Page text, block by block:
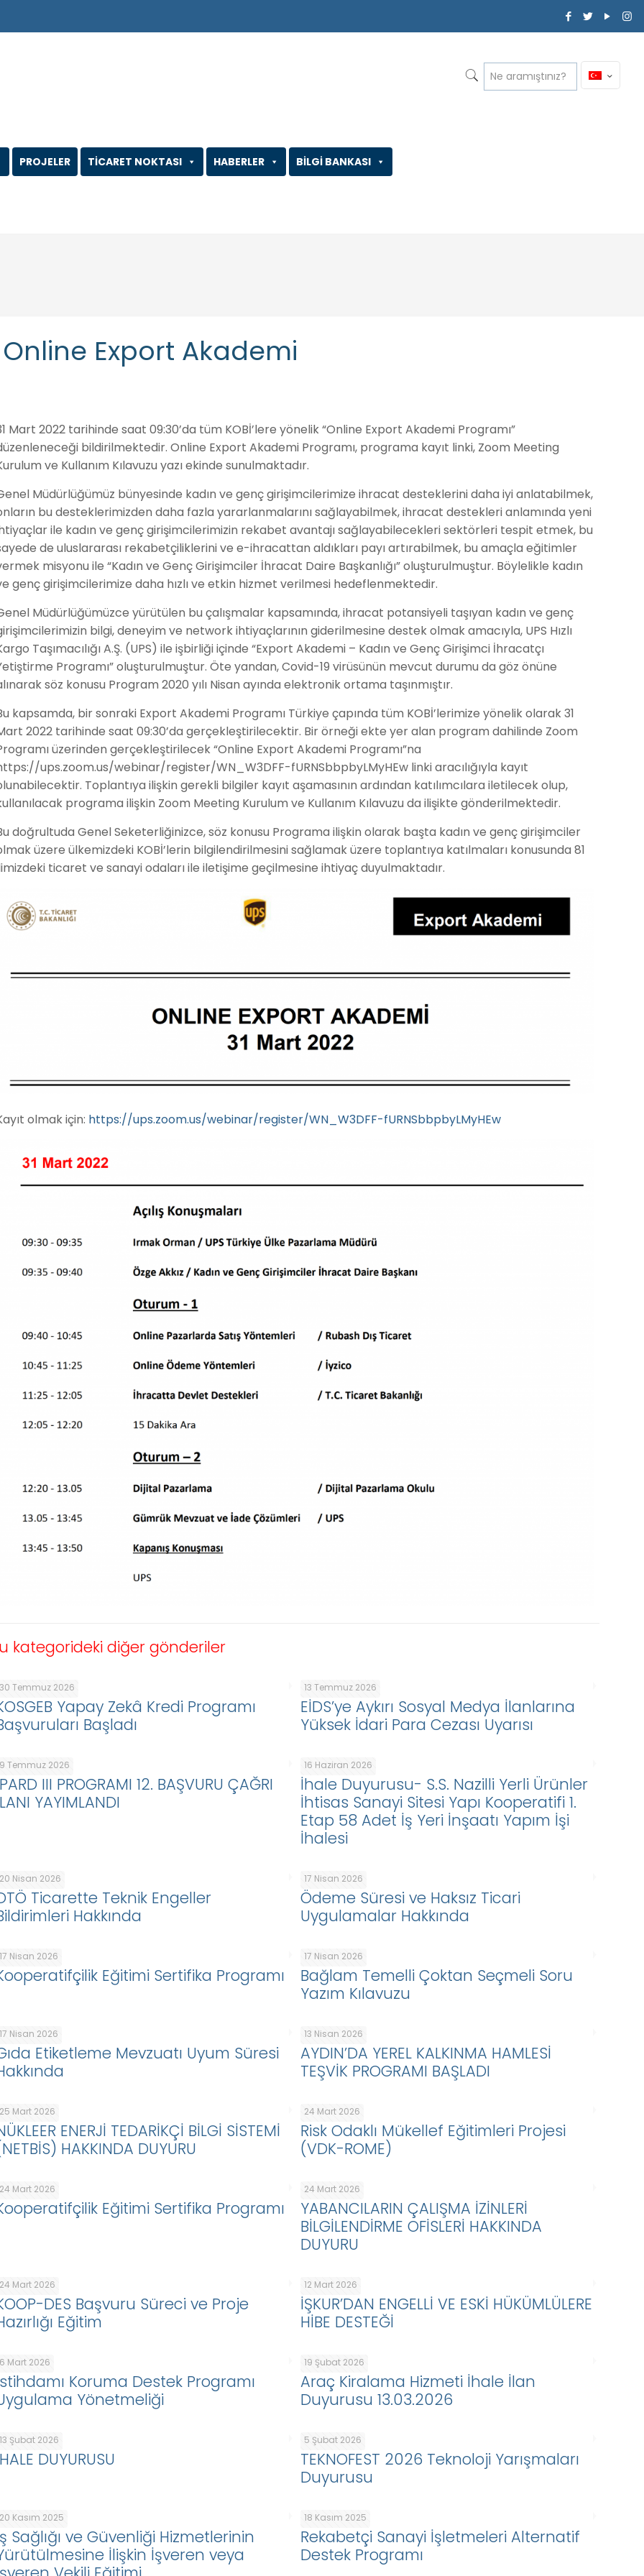
PROJELER TİCARET NOKTASI HABERLER BİLGİ BANKASI
Online Export Akademi
Mart 2022 tarihinde saat 09:30’da tüm KOBİ’lere yönelik “Online Export Akademi Programı”
bildirilmektedir. Online Export Akademi Programı, programa kayıt linki, Zoom Meeting
ve Kullanım Kılavuzu yazı ekinde sunulmaktadır.
Müdürlüğümüz bünyesinde kadın ve genç girişimcilerimize ihracat desteklerini daha iyi anlatabilmek,
bu desteklerimizden daha fazla yararlanmalarını sağlayabilmek, ihracat destekleri anlamında yeni
ile kadın ve genç girişimcilerimizin rekabet avantajı sağlayabilecekleri sektörleri tespit etmek, bu
de uluslararası rekabetçiliklerini ve e-ihracattan aldıkları payı artırabilmek, bu amaçla eğitimler
misyonu ile “Kadın ve Genç Girişimciler İhracat Daire Başkanlığı” oluşturulmuştur. Böylelikle kadın
genç girişimcilerimize daha hızlı ve etkin hizmet verilmesi hedeflenmektedir.
Müdürlüğümüzce yürütülen bu çalışmalar kapsamında, ihracat potansiyeli taşıyan kadın ve genç
bilgi, deneyim ve network ihtiyaçlarının giderilmesine destek olmak amacıyla, UPS Hızlı
Taşımacılığı A.Ş. (UPS) ile işbirliği içinde “Export Akademi – Kadın ve Genç Girişimci İhracatçı
Programı” oluşturulmuştur. Öte yandan, Covid-19 virüsünün mevcut durumu da göz önüne
söz konusu Program 2020 yılı Nisan ayında elektronik ortama taşınmıştır.
kapsamda, bir sonraki Export Akademi Programı Türkiye çapında tüm KOBİ’lerimize yönelik olarak 31
2022 tarihinde saat 09:30’da gerçekleştirilecektir. Bir örneği ekte yer alan program dahilinde Zoom
üzerinden gerçekleştirilecek “Online Export Akademi Programı”na
ups.zoom.us/webinar/register/WN_W3DFF-fURNSbbpbyLMyHEw linki aracılığıyla kayıt
Toplantıya ilişkin gerekli bilgiler kayıt aşamasının ardından katılımcılara iletilecek olup,
programa ilişkin Zoom Meeting Kurulum ve Kullanım Kılavuzu da ilişikte gönderilmektedir.
doğrultuda Genel Seketerliğinizce, söz konusu Programa ilişkin olarak başta kadın ve genç girişimciler
üzere ülkemizdeki KOBİ’lerin bilgilendirilmesini sağlamak üzere toplantıya katılmaları konusunda 81
ticaret ve sanayi odaları ile iletişime geçilmesine ihtiyaç duyulmaktadır.
olmak için: https://ups.zoom.us/webinar/register/WN_W3DFF-fURNSbbpbyLMyHEw
kategorideki diğer gönderiler
30 Temmuz 2026
Yapay Zekâ Kredi Programı
Başladı
13 Temmuz 2026
EİDS’ye Aykırı Sosyal Medya İlanlarına
Yüksek İdari Para Cezası Uyarısı
9 Temmuz 2026
III PROGRAMI 12. BAŞVURU ÇAĞRI
YAYIMLANDI
16 Haziran 2026
İhale Duyurusu- S.S. Nazilli Yerli Ürünler
İhtisas Sanayi Sitesi Yapı Kooperatifi 1.
Etap 58 Adet İş Yeri İnşaatı Yapım İşi
İhalesi
20 Nisan 2026
Ticarette Teknik Engeller
Hakkında
17 Nisan 2026
Ödeme Süresi ve Haksız Ticari
Uygulamalar Hakkında
17 Nisan 2026
Eğitimi Sertifika Programı
17 Nisan 2026
Bağlam Temelli Çoktan Seçmeli Soru
Yazım Kılavuzu
17 Nisan 2026
Etiketleme Mevzuatı Uyum Süresi
13 Nisan 2026
AYDIN’DA YEREL KALKINMA HAMLESİ
TEŞVİK PROGRAMI BAŞLADI
25 Mart 2026
ENERJİ TEDARİKÇİ BİLGİ SİSTEMİ
HAKKINDA DUYURU
24 Mart 2026
Risk Odaklı Mükellef Eğitimleri Projesi
(VDK-ROME)
24 Mart 2026
Eğitimi Sertifika Programı
24 Mart 2026
YABANCILARIN ÇALIŞMA İZİNLERİ
BİLGİLENDİRME OFİSLERİ HAKKINDA
DUYURU
24 Mart 2026
DES Başvuru Süreci ve Proje
Eğitim
12 Mart 2026
İŞKUR’DAN ENGELLİ VE ESKİ HÜKÜMLÜLERE
HİBE DESTEĞİ
6 Mart 2026
Koruma Destek Programı
Yönetmeliği
19 Şubat 2026
Araç Kiralama Hizmeti İhale İlan
Duyurusu 13.03.2026
13 Şubat 2026
DUYURUSU
5 Şubat 2026
TEKNOFEST 2026 Teknoloji Yarışmaları
Duyurusu
20 Kasım 2025
Sağlığı ve Güvenliği Hizmetlerinin
İlişkin İşveren veya
18 Kasım 2025
Rekabetçi Sanayi İşletmeleri Alternatif
Destek Programı